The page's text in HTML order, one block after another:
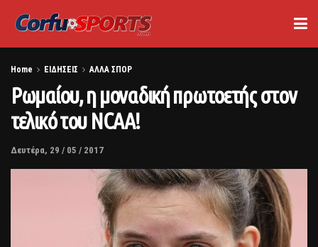
Home ΕΙΔΗΣΕΙΣ ΑΛΛΑ ΣΠΟΡ
Ρωμαίου, η μοναδική πρωτοετής στον
τελικό του ΝCAA!
Δευτέρα, 29 / 05 / 2017